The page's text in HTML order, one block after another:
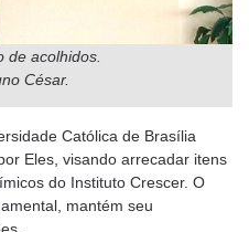
de acolhidos.
César.
Católica de Brasília
Eles, visando arrecadar itens
do Instituto Crescer. O
mantém seu